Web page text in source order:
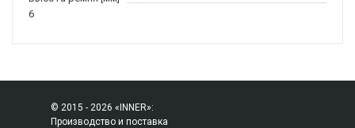
6
© 2015 - 2026 «INNER»:
Производство и поставка